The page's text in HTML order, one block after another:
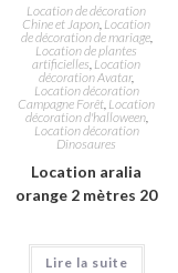
Location de décoration
Chine et Japon Location
de décoration de mariage,
Location de plantes
artificielles Location
décoration Avatar,
Location décoration
Campagne Forêt Location
décoration d'halloween,
Location décoration
Dinosaures
Location aralia
orange 2 mètres 20
Lire la suite